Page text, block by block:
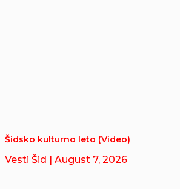
Šidsko kulturno leto (Video)
Vesti Šid | August 7, 2026